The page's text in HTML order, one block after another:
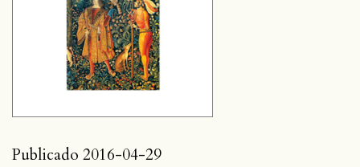
Publicado 2016-04-29